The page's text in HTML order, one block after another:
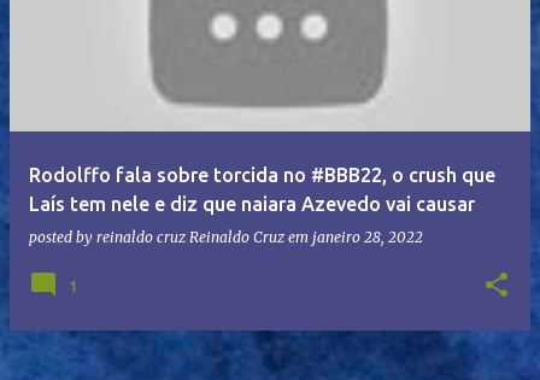
Rodolffo fala sobre torcida no #BBB22, o crush que
Laís tem nele e diz que naiara Azevedo vai causar
posted by reinaldo cruz Reinaldo Cruz em janeiro 28, 2022
1